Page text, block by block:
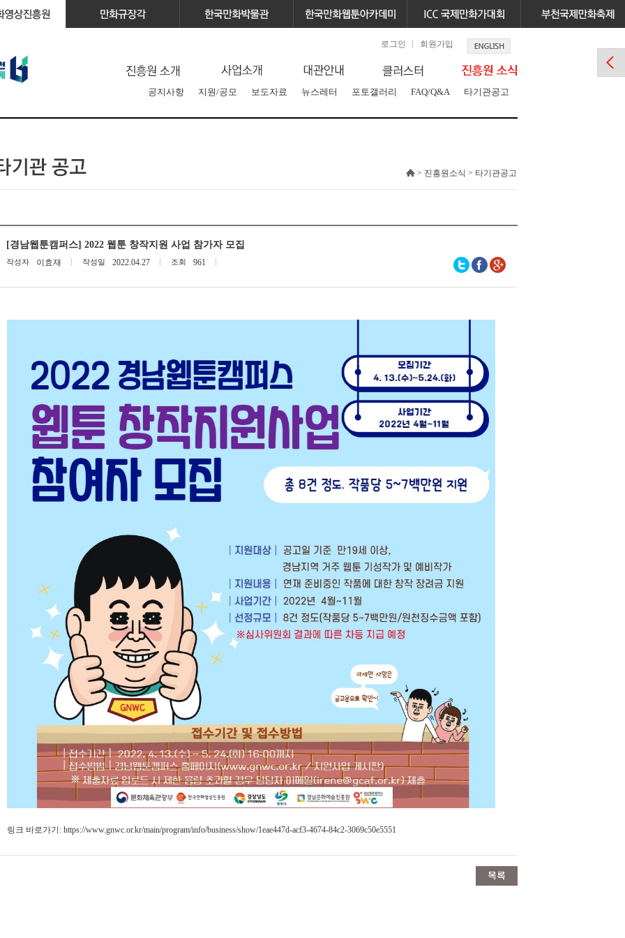
로그인 회원가입
공지사항 지원/공모 보도자료 뉴스레터 포토갤러리 FAQ/Q&A 타기관공고
> 진흥원소식 > 타기관공고
[경남웹툰캠퍼스] 2022 웹툰 창작지원 사업 참가자 모집
작성자 이효재 작성일 2022.04.27 조회 961
링크 바로가기: https://www.gnwc.or.kr/main/program/info/business/show/1eae447d-acf3-4674-84c2-3069c50e5551